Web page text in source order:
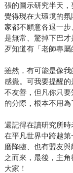
張的圖示研究半天
覺得現在大環境的
家都不願意各退一
是無常、驚掉下巴
歹知道有「老師專屬
雖然，有可能是像
感覺。可我要提醒
不友善，但凡你只
的分際，根本不用為
還記得在讀研究所
在平凡世界中跨越
磨降臨、也有盟友
之而來，最後，主
大家！